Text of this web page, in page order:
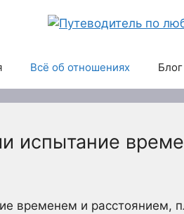
Всё об отношениях Блог
испытание
временем и расстоянием,